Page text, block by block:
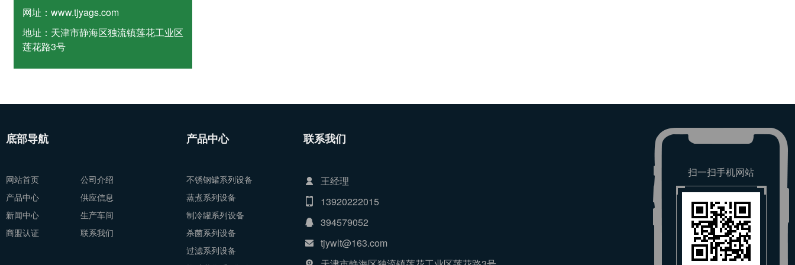
网址： www.tjyags.com
地址： 天津市静海区独流镇莲花工业区
莲花路3号
底部导航
网站首页
公司介绍
产品中心
供应信息
新闻中心
生产车间
商盟认证
联系我们
产品中心
不锈钢罐系列设备
蒸煮系列设备
制冷罐系列设备
杀菌系列设备
过滤系列设备
联系我们
王经理
13920222015
394579052
tjywlt@163.com
扫一扫手机网站